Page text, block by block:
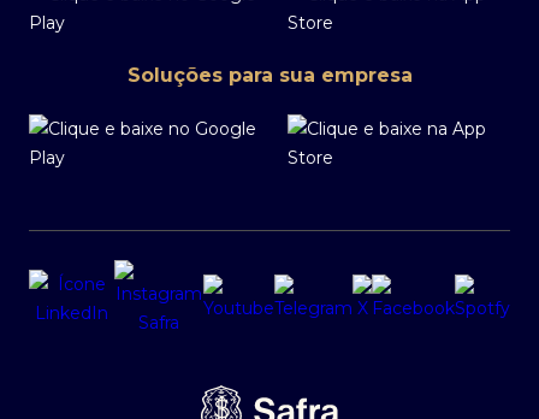
Soluções para sua empresa